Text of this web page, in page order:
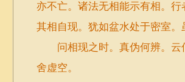
亦不亡。诸法无相能示有相。
其相自现。犹如盆水处于密室
问相现之时。真伪何辨。云
舍虚空。